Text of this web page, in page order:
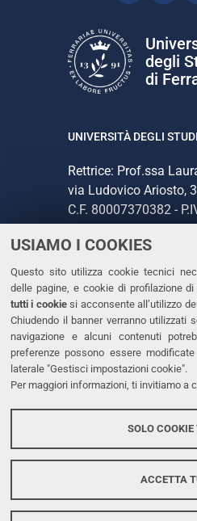
USIAMO I COOKIES
Questo sito utilizza cookie tecnici
delle pagine, e cookie di profilazione di
tutti i cookiesi acconsente all’utilizzo
Chiudendo il banner verranno utilizzati
navigazione e alcuni contenuti
preferenze possono essere
laterale "Gestisci impostazioni cookie".
Per maggiori informazioni, ti invitiamo a
SOLO
ACCETTA
degli
di
UNIVERSITÀ DEGLI
Rettrice: Prof.ssa
via Ludovico Ariosto,
C.F. 80007370382 -
Tel. +39 0532 293111
Fax. +39 0532 293031
PEC
LINKS
Accessibilità
Cookies